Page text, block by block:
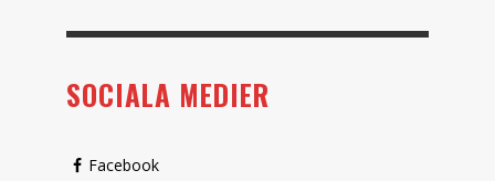
SOCIALA MEDIER
Facebook